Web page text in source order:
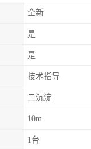
全新
是
是
技术指导
二沉淀
10m
1台